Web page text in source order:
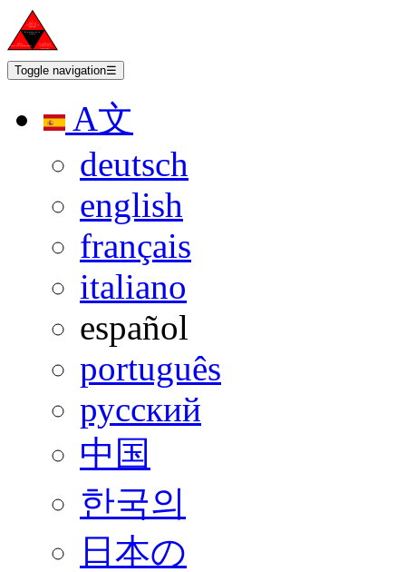
Toggle navigation☰
A文
deutsch
english
français
italiano
español
português
русский
中国
한국의
日本の